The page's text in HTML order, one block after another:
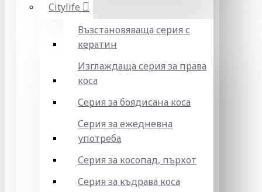
Citylife
Възстановяваща серия с
кератин
Изглаждаща серия за права
коса
Серия за боядисана коса
Серия за ежедневна
употреба
Серия за косопад, пърхот
Серия за къдрава коса